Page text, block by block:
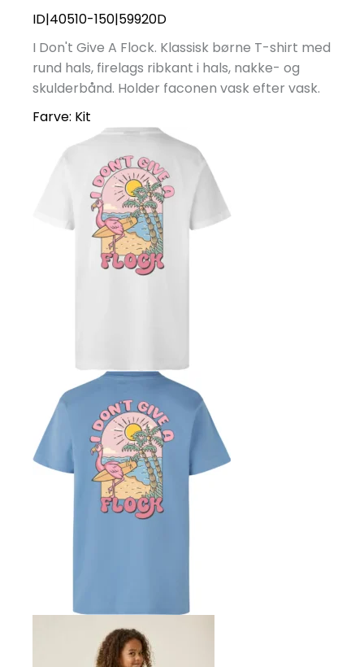
ID|40510-150|59920D
I Don't Give A Flock. Klassisk børne T-shirt med
rund hals, firelags ribkant i hals, nakke- og
skulderbånd. Holder faconen vask efter vask.
Farve: Kit